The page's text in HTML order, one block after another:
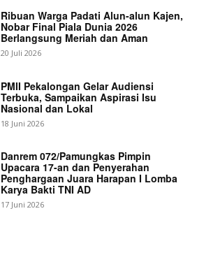
Ribuan Warga Padati Alun-alun Kajen,
Nobar Final Piala Dunia 2026
Berlangsung Meriah dan Aman
20 Juli 2026
PMII Pekalongan Gelar Audiensi
Terbuka, Sampaikan Aspirasi Isu
Nasional dan Lokal
18 Juni 2026
Danrem 072/Pamungkas Pimpin
Upacara 17-an dan Penyerahan
Penghargaan Juara Harapan I Lomba
Karya Bakti TNI AD
17 Juni 2026